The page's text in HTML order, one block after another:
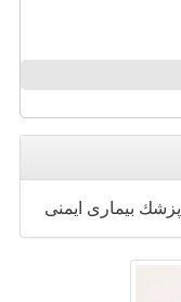
پزشك بیماری ایمنی